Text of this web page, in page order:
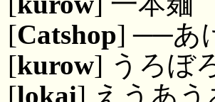
[Catshop] ──あ
[kurow] うろぼ
[lokai] えうあ